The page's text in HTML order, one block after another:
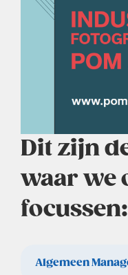
Dit zijn
waar we
focussen:
Algemeen